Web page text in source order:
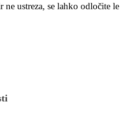
ustreza, se lahko odločite le